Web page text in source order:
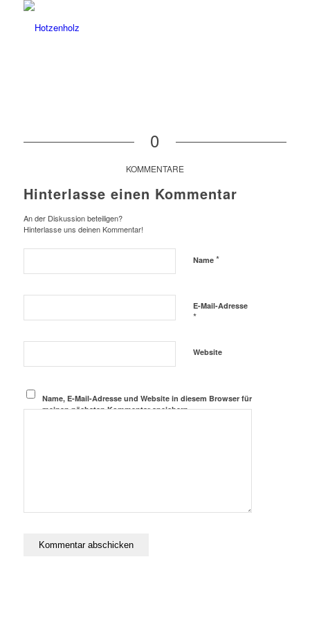
0
KOMMENTARE
Hinterlasse einen Kommentar
An der Diskussion beteiligen?
Hinterlasse uns deinen Kommentar!
Name *
E-Mail-Adresse
*
Website
Name, E-Mail-Adresse und Website in diesem Browser für
meinen nächsten Kommentar speichern.